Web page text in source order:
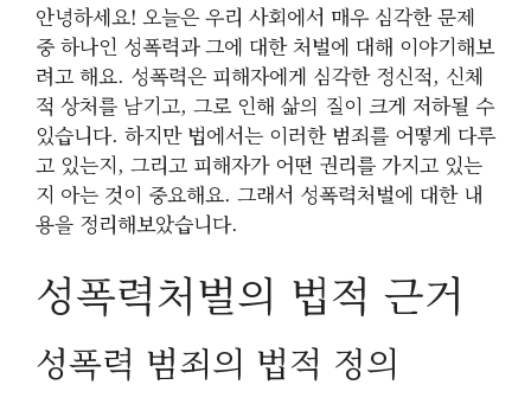
안녕하세요! 오늘은 우리 사회에서 매우 심각한 문제
중 하나인 성폭력과 그에 대한 처벌에 대해 이야기해보
려고 해요. 성폭력은 피해자에게 심각한 정신적, 신체
적 상처를 남기고, 그로 인해 삶의 질이 크게 저하될 수
있습니다. 하지만 법에서는 이러한 범죄를 어떻게 다루
고 있는지, 그리고 피해자가 어떤 권리를 가지고 있는
지 아는 것이 중요해요. 그래서 성폭력처벌에 대한 내
용을 정리해보았습니다.
성폭력처벌의 법적 근거
성폭력 범죄의 법적 정의